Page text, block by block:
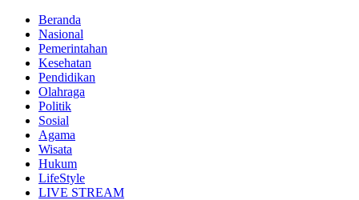
Beranda
Nasional
Pemerintahan
Kesehatan
Pendidikan
Olahraga
Politik
Sosial
Agama
Wisata
Hukum
LifeStyle
LIVE STREAM